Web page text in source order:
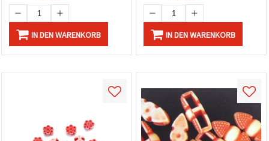
IN DEN WARENKORB IN DEN WARENKORB